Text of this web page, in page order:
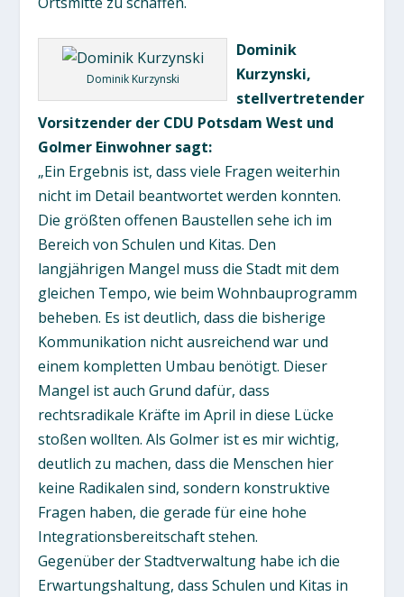
Dominik Kurzynski
Dominik
Kurzynski,
stellvertretender
Vorsitzender der CDU Potsdam West und
Golmer Einwohner sagt:
„Ein Ergebnis ist, dass viele Fragen weiterhin
nicht im Detail beantwortet werden konnten.
Die größten offenen Baustellen sehe ich im
Bereich von Schulen und Kitas. Den
langjährigen Mangel muss die Stadt mit dem
gleichen Tempo, wie beim Wohnbauprogramm
beheben. Es ist deutlich, dass die bisherige
Kommunikation nicht ausreichend war und
einem kompletten Umbau benötigt. Dieser
Mangel ist auch Grund dafür, dass
rechtsradikale Kräfte im April in diese Lücke
stoßen wollten. Als Golmer ist es mir wichtig,
deutlich zu machen, dass die Menschen hier
keine Radikalen sind, sondern konstruktive
Fragen haben, die gerade für eine hohe
Integrationsbereitschaft stehen.
Gegenüber der Stadtverwaltung habe ich die
Erwartungshaltung, dass Schulen und Kitas in